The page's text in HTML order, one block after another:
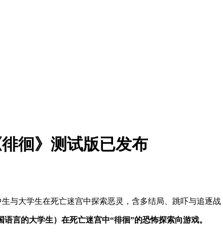
徊》测试版已发布
与大学生在死亡迷宫中探索恶灵，含多结局、跳吓与追逐战
言的大学生）在死亡迷宫中“徘徊”的恐怖探索向游戏。